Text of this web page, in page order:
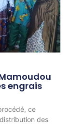
engrais
ce
des